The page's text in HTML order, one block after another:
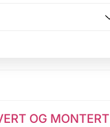
OG MONTERT